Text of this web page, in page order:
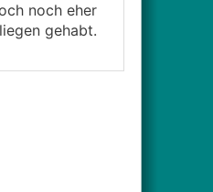
noch eher
gehabt.